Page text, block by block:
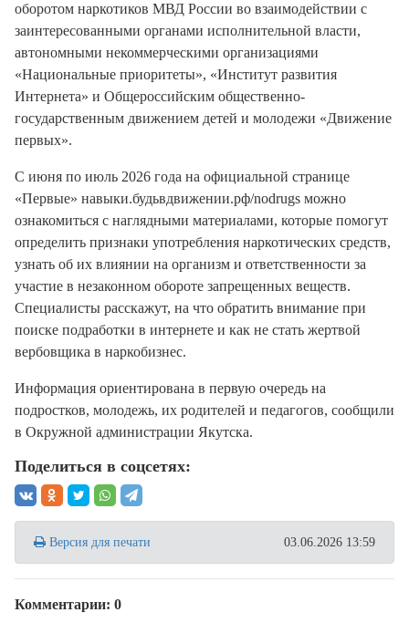
оборотом наркотиков МВД России во взаимодействии с
заинтересованными органами исполнительной власти,
автономными некоммерческими организациями
«Национальные приоритеты», «Институт развития
Интернета» и Общероссийским общественно-
государственным движением детей и молодежи «Движение
первых».
С июня по июль 2026 года на официальной странице
«Первые» навыки.будьвдвижении.рф/nodrugs можно
ознакомиться с наглядными материалами, которые помогут
определить признаки употребления наркотических средств,
узнать об их влиянии на организм и ответственности за
участие в незаконном обороте запрещенных веществ.
Специалисты расскажут, на что обратить внимание при
поиске подработки в интернете и как не стать жертвой
вербовщика в наркобизнес.
Информация ориентирована в первую очередь на
подростков, молодежь, их родителей и педагогов, сообщили
в Окружной администрации Якутска.
Поделиться в соцсетях:
Версия для печати 03.06.2026 13:59
Комментарии: 0